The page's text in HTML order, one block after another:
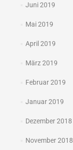
Juni 2019
Mai 2019
April 2019
März 2019
Februar 2019
Januar 2019
Dezember 2018
November 2018